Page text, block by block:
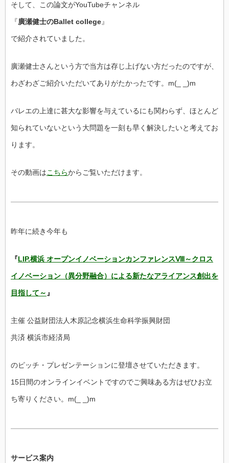
そして、この論文がYouTubeチャンネル
『廣瀬健士のBallet college』
で紹介されていました。
廣瀬健士さんという方で当方は存じ上げない方だったのですが、
わざわざご紹介いただいてありがたかったです。m(_ _)m
バレエの上達に甚大な影響を与えているにも関わらず、 ほとんど
知られていないという大問題を一刻も早く解決したいと考えてお
ります。
その動画はこちらからご覧いただけます。
昨年に続き今年も
『LIP.横浜 オープンイノベーションカンファレンスⅧ～クロス
イノベーション（異分野融合） による新たなアライアンス創出を
目指して～ 』
主催 公益財団法人木原記念横浜生命科学振興財団
共済 横浜市経済局
のピッチ・プレゼンテーションに登壇させていただきます。
15日間のオンラインイベントですのでご興味ある方はぜひお立
ち寄りください。m(_ _)m
サービス案内